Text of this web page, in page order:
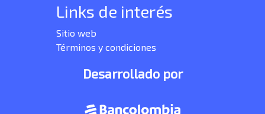
Links de interés
Sitio web
Términos y condiciones
Desarrollado por